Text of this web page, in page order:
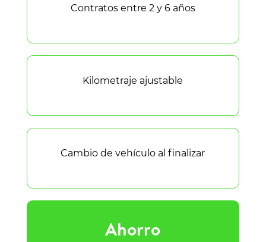
Ahorro
Contratos entre 2 y 6 años
Kilometraje ajustable
Cambio de vehículo al finalizar